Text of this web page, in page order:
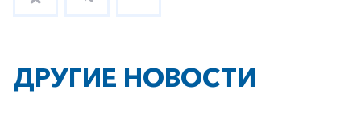
ДРУГИЕ НОВОСТИ